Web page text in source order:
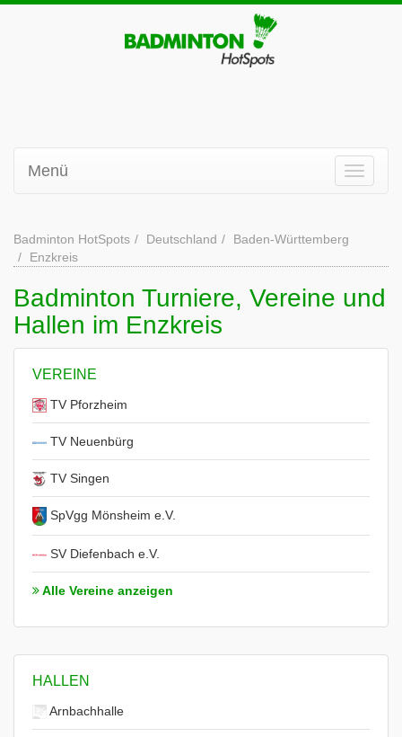
Menü
Badminton HotSpots Deutschland
Baden-Württemberg
Enzkreis
Badminton Turniere, Vereine und
Hallen im Enzkreis
VEREINE
TV Pforzheim
TV Neuenbürg
TV Singen
SpVgg Mönsheim e.V.
SV Diefenbach e.V.
Alle Vereine anzeigen
HALLEN
Arnbachhalle